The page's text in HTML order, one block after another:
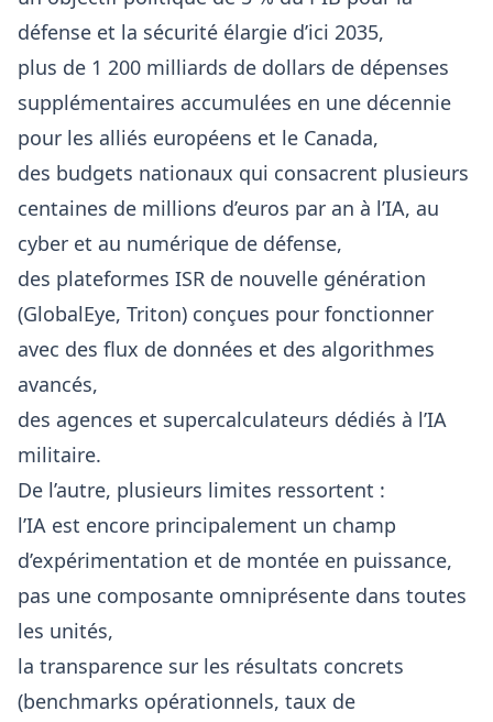
défense et la sécurité élargie d’ici 2035,
plus de 1 200 milliards de dollars de dépenses
supplémentaires accumulées en une décennie
pour les alliés européens et le Canada,
des budgets nationaux qui consacrent plusieurs
centaines de millions d’euros par an à l’IA, au
cyber et au numérique de défense,
des plateformes ISR de nouvelle génération
(GlobalEye, Triton) conçues pour fonctionner
avec des flux de données et des algorithmes
avancés,
des agences et supercalculateurs dédiés à l’IA
militaire.
De l’autre, plusieurs limites ressortent :
l’IA est encore principalement un champ
d’expérimentation et de montée en puissance,
pas une composante omniprésente dans toutes
les unités,
la transparence sur les résultats concrets
(benchmarks opérationnels, taux de